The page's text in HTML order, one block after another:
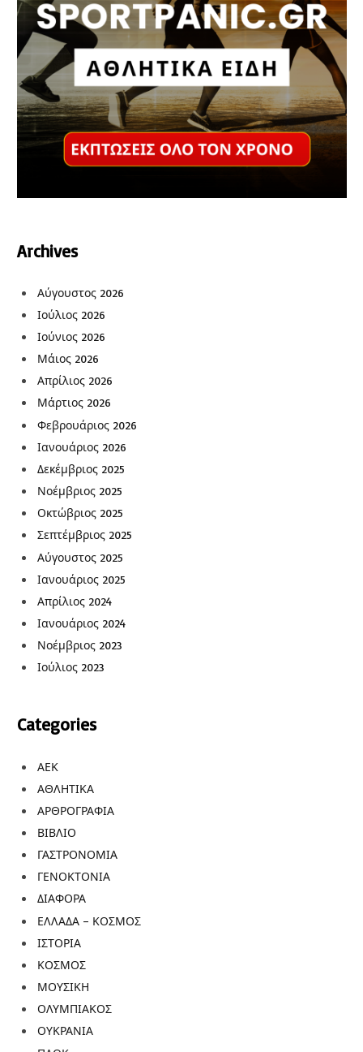
Archives
Αύγουστος 2026
Ιούλιος 2026
Ιούνιος 2026
Μάιος 2026
Απρίλιος 2026
Μάρτιος 2026
Φεβρουάριος 2026
Ιανουάριος 2026
Δεκέμβριος 2025
Νοέμβριος 2025
Οκτώβριος 2025
Σεπτέμβριος 2025
Αύγουστος 2025
Ιανουάριος 2025
Απρίλιος 2024
Ιανουάριος 2024
Νοέμβριος 2023
Ιούλιος 2023
Categories
ΑΕΚ
ΑΘΛΗΤΙΚΑ
ΑΡΘΡΟΓΡΑΦΙΑ
ΒΙΒΛΙΟ
ΓΑΣΤΡΟΝΟΜΙΑ
ΓΕΝΟΚΤΟΝΙΑ
ΔΙΑΦΟΡΑ
ΕΛΛΑΔΑ – ΚΟΣΜΟΣ
ΙΣΤΟΡΙΑ
ΚΟΣΜΟΣ
ΜΟΥΣΙΚΗ
ΟΛΥΜΠΙΑΚΟΣ
ΟΥΚΡΑΝΙΑ